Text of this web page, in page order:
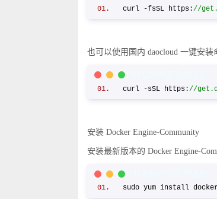
curl -fsSL https://
也可以使用国内 daocloud 一键安装
C/C++ Code
curl -sSL https://
安装 Docker Engine-Community
安装最新版本的 Docker Engine-
C/C++ Code
sudo yum install